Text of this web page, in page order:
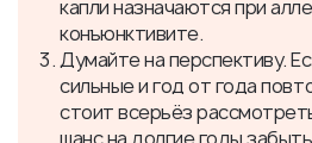
капли назначаются при
конъюнктивите.
Думайте на перспективу.
сильные и год от года
стоит всерьёз